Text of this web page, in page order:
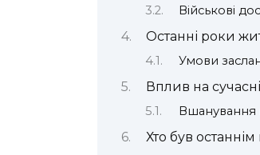
Військові
Останні роки
Умови
Вплив на
Вшанування
Хто був